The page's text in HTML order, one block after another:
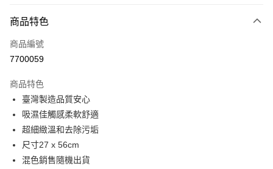
信用卡一次付款
超商取貨付款
Apple Pay
街口支付
悠遊付
全盈+PAY
商品特色
商品編號
7700059
商品特色
臺灣製造品質安心
吸濕佳觸感柔軟舒適
超細緻溫和去除污垢
尺寸27 x 56cm
混色銷售隨機出貨